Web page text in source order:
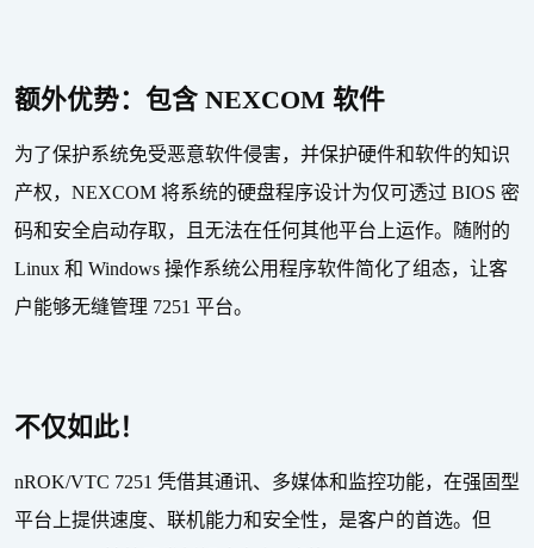
额外优势：包含 NEXCOM 软件
为了保护系统免受恶意软件侵害，并保护硬件和软件的知识
产权， NEXCOM 将系统的硬盘程序设计为仅可透过 BIOS 密
码和安全启动存取，且无法在任何其他平台上运作。随附的
Linux 和 Windows 操作系统公用程序软件简化了组态，让客
户能够无缝管理 7251 平台。
不仅如此！
nROK/VTC 7251 凭借其通讯、多媒体和监控功能，在强固型
平台上提供速度、联机能力和安全性，是客户的首选。但